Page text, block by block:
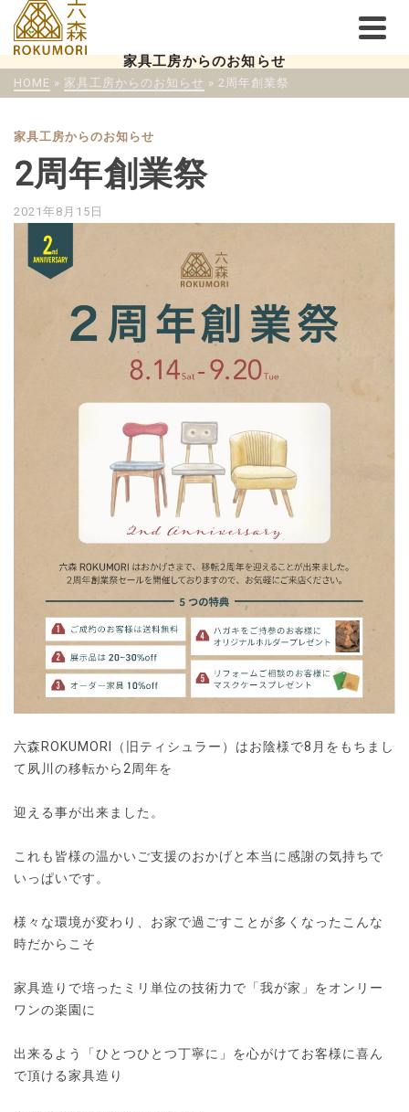
家具工房からのお知らせ
HOME » 家具工房からのお知らせ » 2周年創業祭
家具工房からのお知らせ
2周年創業祭
2021年8月15日
六森ROKUMORI（旧ティシュラー）はお陰様で8月をもちまし
て夙川の移転から2周年を
迎える事が出来ました。
これも皆様の温かいご支援のおかげと本当に感謝の気持ちで
いっぱいです。
様々な環境が変わり、お家で過ごすことが多くなったこんな
時だからこそ
家具造りで培ったミリ単位の技術力で「我が家」をオンリー
ワンの楽園に
出来るよう「ひとつひとつ丁寧に」を心がけてお客様に喜ん
で頂ける家具造り